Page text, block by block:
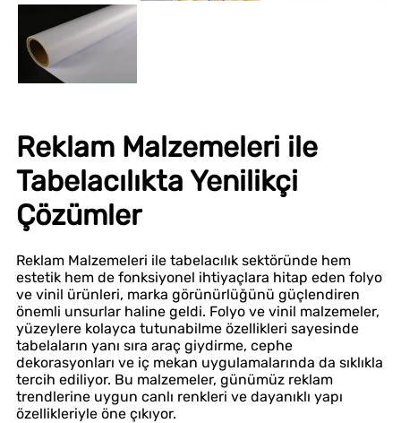
Reklam Malzemeleri ile
Tabelacılıkta Yenilikçi
Çözümler
Reklam Malzemeleri ile tabelacılık sektöründe hem
estetik hem de fonksiyonel ihtiyaçlara hitap eden folyo
ve vinil ürünleri, marka görünürlüğünü güçlendiren
önemli unsurlar haline geldi. Folyo ve vinil malzemeler,
yüzeylere kolayca tutunabilme özellikleri sayesinde
tabelaların yanı sıra araç giydirme, cephe
dekorasyonları ve iç mekan uygulamalarında da sıklıkla
tercih ediliyor. Bu malzemeler, günümüz reklam
trendlerine uygun canlı renkleri ve dayanıklı yapı
özellikleriyle öne çıkıyor.